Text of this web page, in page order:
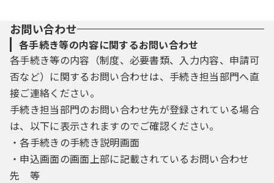
お問い合わせ
各手続き等の内容に関するお問い合わせ
各手続き等の内容（制度、必要書類、入力内容、申請可
否など）に関するお問い合わせは、手続き担当部門へ直
接ご連絡ください。
手続き担当部門のお問い合わせ先が登録されている場合
は、以下に表示されますのでご確認ください。
・各手続きの手続き説明画面
・申込画面の画面上部に記載されているお問い合わせ
先 等